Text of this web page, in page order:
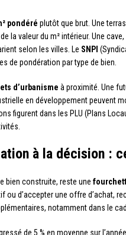
pondéré plutôt que brut. Une
la valeur du m² intérieur. Une
selon les villes. Le SNPI
de pondération par type de bien.
d’urbanisme à proximité. Une
en développement peuvent
figurent dans les PLU (Plans
à la décision :
bien construite, reste une
ou d’accepter une offre d’achat,
notamment dans le
de 5 % en moyenne sur